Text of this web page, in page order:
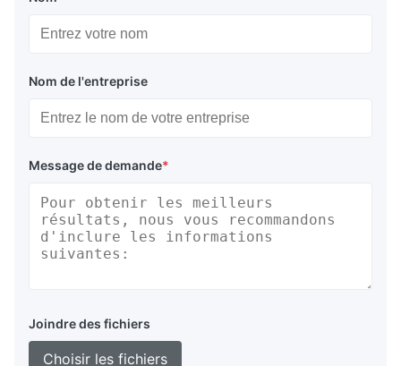
Nom de l'entreprise
Message de demande*
Joindre des fichiers
Choisir les fichiers